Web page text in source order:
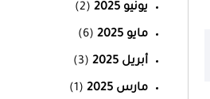
يونيو 2025 (2)
مايو 2025 (6)
أبريل 2025 (3)
مارس 2025 (1)